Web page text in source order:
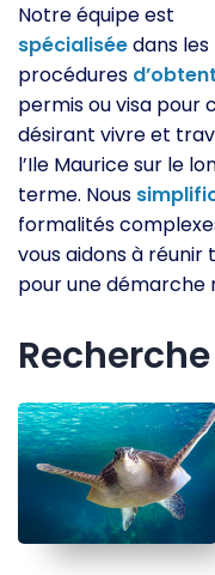
Notre équipe est
spécialiséedans les
procédures
permis ou visa pour
désirant vivre et
l’Ile Maurice sur le
terme. Nous
formalités
vous aidons à réunir
pour une démarche